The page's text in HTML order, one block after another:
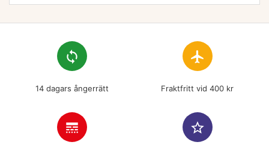
loop
14 dagars ångerrätt
flight
Fraktfritt vid 400 kr
line_style star_border